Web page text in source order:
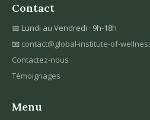
Contact
📅 Lundi au Vendredi · 9h-18h
📧 contact@global-institute-of-
Contactez-nous
Témoignages
Menu